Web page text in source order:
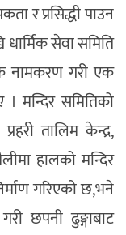
र प्रसिद्धी पाउन
सेवा समिति
नामकरण गरी एक
मन्दिर समितिको
तालिम केन्द्र,
हालको मन्दिर
गरिएको छ,भने
छपनी ढुङ्गाबाट